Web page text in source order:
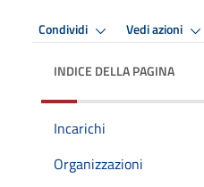
Condividi Vedi azioni
INDICE DELLA PAGINA
Incarichi
Organizzazioni